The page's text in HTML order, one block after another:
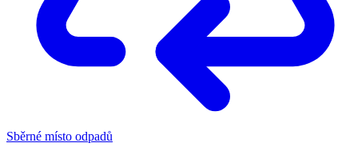
Sběrné místo odpadů